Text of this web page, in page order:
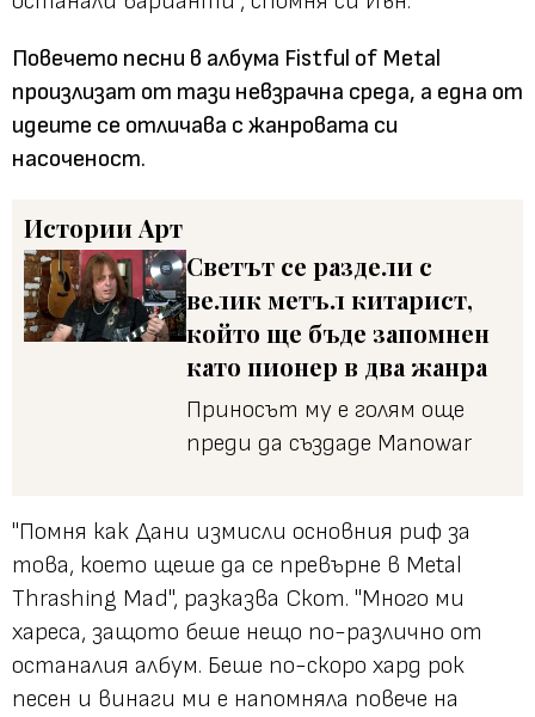
Повечето песни в албума Fistful of Metal
произлизат от тази невзрачна среда, а една от
идеите се отличава с жанровата си
насоченост.
ИсторииАрт
Светът се раздели с
велик метъл китарист,
който ще бъде запомнен
като пионер в два жанра
Приносът му е голям още
преди да създаде Manowar
"Помня как Дани измисли основния риф за
това, което щеше да се превърне в Metal
Thrashing Mad", разказва Скот. "Много ми
хареса, защото беше нещо по-различно от
останалия албум. Беше по-скоро хард рок
песен и винаги ми е напомняла повече на